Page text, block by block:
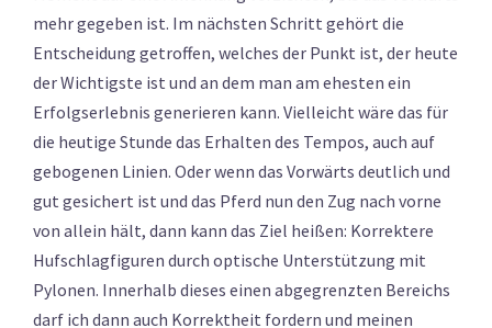
mehr gegeben ist. Im nächsten Schritt gehört die
Entscheidung getroffen, welches der Punkt ist, der heute
der Wichtigste ist und an dem man am ehesten ein
Erfolgserlebnis generieren kann. Vielleicht wäre das für
die heutige Stunde das Erhalten des Tempos, auch auf
gebogenen Linien. Oder wenn das Vorwärts deutlich und
gut gesichert ist und das Pferd nun den Zug nach vorne
von allein hält, dann kann das Ziel heißen: Korrektere
Hufschlagfiguren durch optische Unterstützung mit
Pylonen. Innerhalb dieses einen abgegrenzten Bereichs
darf ich dann auch Korrektheit fordern und meinen